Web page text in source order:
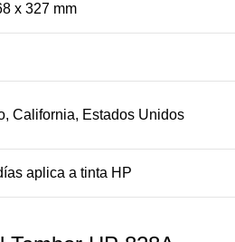
x 327 mm
California, Estados Unidos
aplica a tinta HP